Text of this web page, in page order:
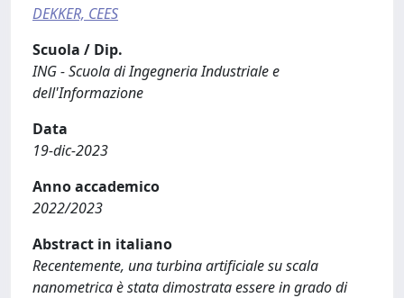
DEKKER, CEES
Scuola / Dip.
ING - Scuola di Ingegneria Industriale e
dell'Informazione
Data
19-dic-2023
Anno accademico
2022/2023
Abstract in italiano
Recentemente, una turbina artificiale su scala
nanometrica è stata dimostrata essere in grado di